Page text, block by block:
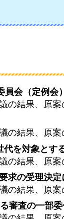
員会（定例会
の結果、原案
の結果、原案
代を対象とす
の結果、原案
求の受理決定
の結果、原案
審査の一部